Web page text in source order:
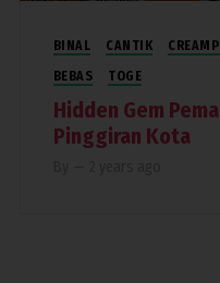
BINAL CANTIK
BEBAS
TOGE
Hidden Gem
Pinggiran Kota